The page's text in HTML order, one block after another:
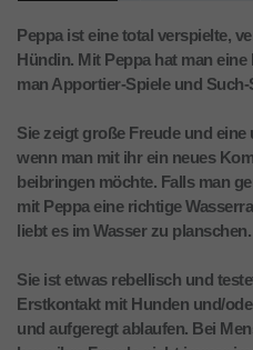
Peppa ist eine total verspielte,
Hündin. Mit Peppa hat man
man Apportier-Spiele und
Sie zeigt große Freude und
wenn man mit ihr ein neues
beibringen möchte. Falls man
mit Peppa eine richtige
liebt es im Wasser zu planschen.
Sie ist etwas rebellisch und
Erstkontakt mit Hunden und/
und aufgeregt ablaufen. Bei